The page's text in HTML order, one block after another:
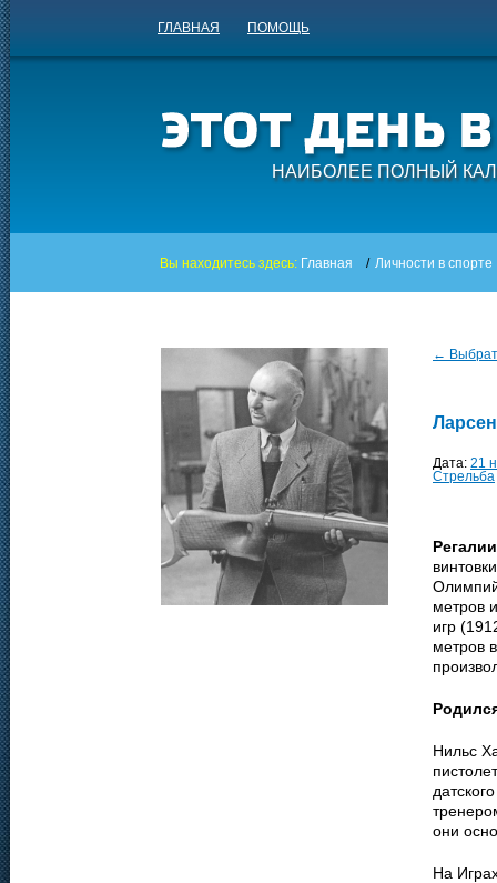
ГЛАВНАЯ ПОМОЩЬ
НАИБОЛЕЕ ПОЛНЫЙ
Вы находитесь здесь: Главная / Личности в спорте
←
Дата: 21
Стрельба
метров
игр
метров
Нильс
они
На